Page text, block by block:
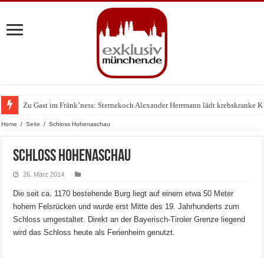
Zu Gast im Fränk’ness: Sternekoch Alexander Herrmann lädt krebskranke
Warum München gerade zum Treffpunkt der Lingerie-Branche wurde
Home / Seite / Schloss Hohenaschau
Schloss Hohenaschau
26. März 2014
Die seit ca. 1170 bestehende Burg liegt auf einem etwa 50 Meter
hohem Felsrücken und wurde erst Mitte des 19. Jahrhunderts zum
Schloss umgestaltet. Direkt an der Bayerisch-Tiroler Grenze liegend
wird das Schloss heute als Ferienheim genutzt.